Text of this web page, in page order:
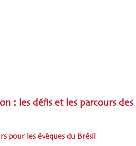
: les défis et les parcours des
pour les évêques du Brésil